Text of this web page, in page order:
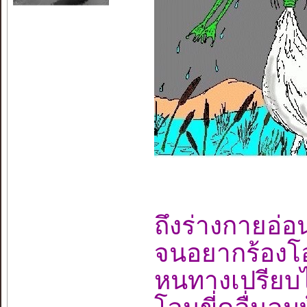
ถึงร่างกายอ่
จนอยากร้อง
หนทางเปรีย